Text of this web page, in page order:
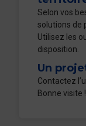
Selon vos
solutions de
Utilisez les
disposition.
Un
Contactez
Bonne visite !